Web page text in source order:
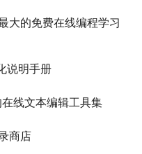
大的免费在线编程学习
说明手册
线文本编辑工具集
商店